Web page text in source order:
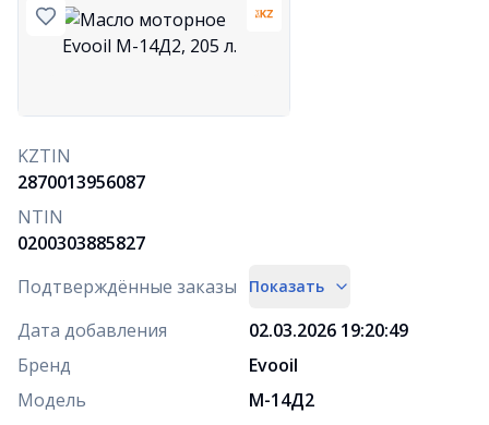
KZTIN
2870013956087
NTIN
0200303885827
Подтверждённые заказы
Показать
Дата добавления
02.03.2026 19:20:49
Бренд
Evooil
Модель
М-14Д2